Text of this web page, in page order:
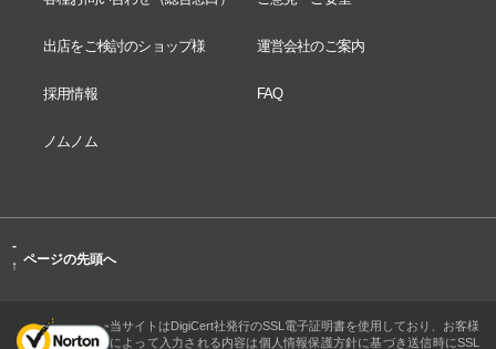
出店をご検討のショップ様 運営会社のご案内
採用情報 FAQ
ノムノム
-
↑ ページの先頭へ
当サイトはDigiCert社発行のSSL電子証明書を使用しており、お客様
によって入力される内容は個人情報保護方針に基づき送信時にSSL